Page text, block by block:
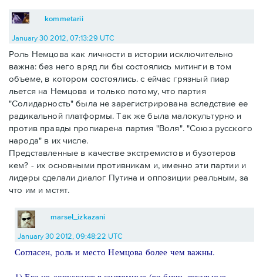
kommetarii
January 30 2012, 07:13:29 UTC
Роль Немцова как личности в истории исключительно
важна: без него вряд ли бы состоялись митинги в том
объеме, в котором состоялись. с ейчас грязный пиар
льется на Немцова и только потому, что партия
"Солидарность" была не зарегистрирована вследствие ее
радикальной платформы. Так же была малокультурно и
против правды пропиарена партия "Воля". "Союз русского
народа" в их числе.
Представленные в качестве экстремистов и бузотеров
кем? - их основными противникам и, именно эти партии и
лидеры сделали диалог Путина и оппозиции реальным, за
что им и мстят.
marsel_izkazani
January 30 2012, 09:48:22 UTC
Согласен, роль и место Немцова более чем важны.